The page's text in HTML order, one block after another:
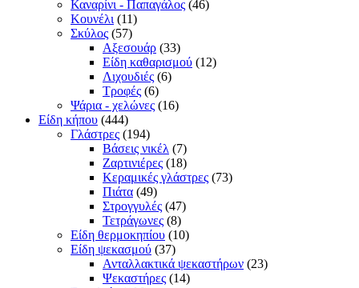
Καναρίνι - Παπαγάλος (46)
Κουνέλι (11)
Σκύλος (57)
Αξεσουάρ (33)
Είδη καθαρισμού (12)
Λιχουδιές (6)
Τροφές (6)
Ψάρια - χελώνες (16)
Είδη κήπου (444)
Γλάστρες (194)
Βάσεις νικέλ (7)
Ζαρτινιέρες (18)
Κεραμικές γλάστρες (73)
Πιάτα (49)
Στρογγυλές (47)
Τετράγωνες (8)
Είδη θερμοκηπίου (10)
Είδη ψεκασμού (37)
Ανταλλακτικά ψεκαστήρων (23)
Ψεκαστήρες (14)